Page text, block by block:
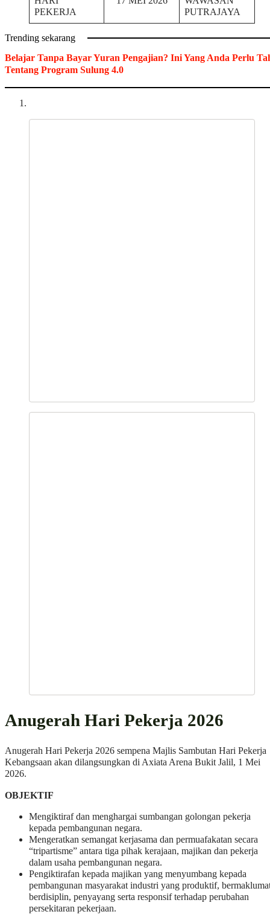
PEKERJA
PUTRAJAYA
Trending sekarang
Belajar Tanpa Bayar Yuran Pengajian? Ini Yang Anda Perlu
Tentang Program Sulung 4.0
Anugerah Hari Pekerja 2026
Anugerah Hari Pekerja 2026 sempena Majlis Sambutan Hari Pekerja
Kebangsaan akan dilangsungkan di Axiata Arena Bukit Jalil, 1 Mei
2026.
OBJEKTIF
Mengiktiraf dan menghargai sumbangan golongan pekerja
kepada pembangunan negara.
Mengeratkan semangat kerjasama dan permuafakatan secara
“tripartisme” antara tiga pihak kerajaan, majikan dan pekerja
dalam usaha pembangunan negara.
Pengiktirafan kepada majikan yang menyumbang kepada
pembangunan masyarakat industri yang produktif,
berdisiplin, penyayang serta responsif terhadap perubahan
persekitaran pekerjaan.